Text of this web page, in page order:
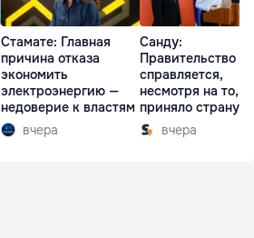
Стамате: Главная
причина отказа
экономить
электроэнергию —
недоверие к властям
вчера
Санду:
Правительство
справляется,
несмотря на то,
приняло страну в
разгар кризиса
вчера